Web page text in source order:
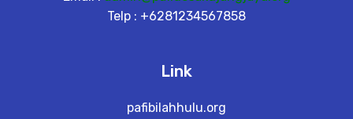
Telp : +6281234567858
Link
pafibilahhulu.org